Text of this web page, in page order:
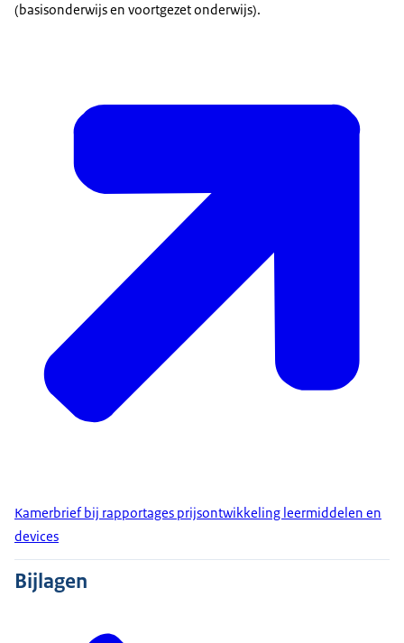
(basisonderwijs en voortgezet onderwijs).
Kamerbrief bij rapportages prijsontwikkeling leermiddelen en
devices
Bijlagen